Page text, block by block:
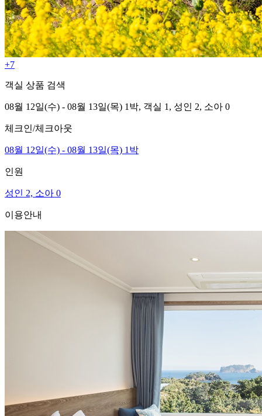
+7
객실 상품 검색
08월 12일(수) - 08월 13일(목) 1박, 객실 1, 성인 2, 소아 0
체크인/체크아웃
08월 12일(수) - 08월 13일(목) 1박
인원
성인 2, 소아 0
이용안내